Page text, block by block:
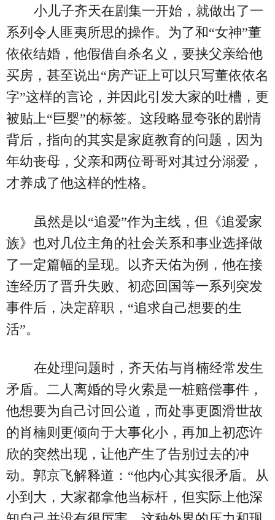
小儿子齐天在剧集一开始，就做出了一
系列令人匪夷所思的操作。为了和“女神”董
依依结婚，他假借自杀名义，要挟父亲给他
买房，甚至说出“房产证上可以只写董依依名
字”这样的言论，并因此引发大家的吐槽，更
被贴上“巨婴”的标签。这段略显夸张的剧情
背后，指向的其实是家庭教育的问题，因为
年幼丧母，父亲和两位哥哥对其过分溺爱，
才养成了他这样的性格。
虽然是以“追爱”作为主线，但《追爱家
族》也对几位主角的社会关系和事业选择做
了一定篇幅的呈现。以齐天佑为例，他在接
连经历了晋升失败、初恋回国等一系列突发
事件后，决定辞职，“追求自己想要的生
活”。
在处理问题时，齐天佑与肖楠经常发生
矛盾。二人离婚的导火索是一桩赔偿事件，
他想要为自己讨回公道，而处事更圆滑世故
的肖楠则更倾向于大事化小，再加上初恋许
欣的突然出现，让他产生了告别过去的冲
动。郭京飞解释道：“他内心其实很矛盾。从
小到大，大家都拿他当标杆，但实际上他深